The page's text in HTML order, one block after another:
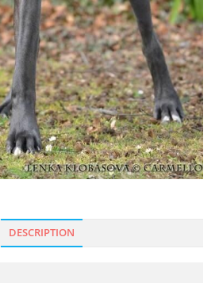
DESCRIPTION